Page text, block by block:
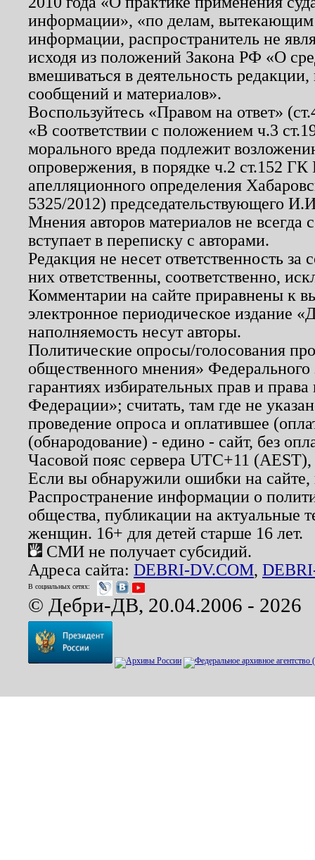
информации», «по делам, вытекающим
информации, распространитель не
исходя из положений Закона РФ «О
вмешиваться в деятельность
сообщений и материалов».
Воспользуйтесь «Правом на ответ»
«В соответствии с положением ч.3
морального вреда подлежит
опровержения, в порядке ч.2 ст.152
апелляционного определения
5325/2012) председательствующего
Мнения авторов материалов не
вступает в переписку с авторами.
Редакция не несет ответственность
них ответственны, соответственно,
Комментарии на сайте приравнены к
электронное периодическое издание
наполняемость несут авторы.
Политические опросы/голосования
общественного мнения»
гарантиях избирательных прав и
Федерации»; считать, там где не
проведение опроса и оплатившее
(обнародование) - едино - сайт, без
Часовой пояс сервера UTC+11
Если вы обнаружили ошибки на
Распространение информации о
общества, публикации на актуальные
женщин. 16+ для детей старше 16 лет.
СМИ не получает субсидий.
Адреса сайта: DEBRI-DV.COM,
В социальных сетях:
© Дебри-ДВ, 20.04.2006 - 2026